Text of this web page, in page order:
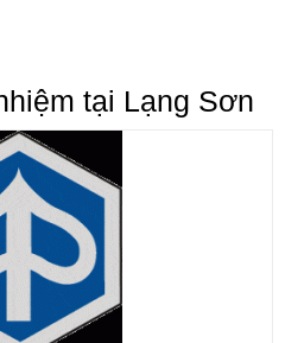
tại Lạng Sơn